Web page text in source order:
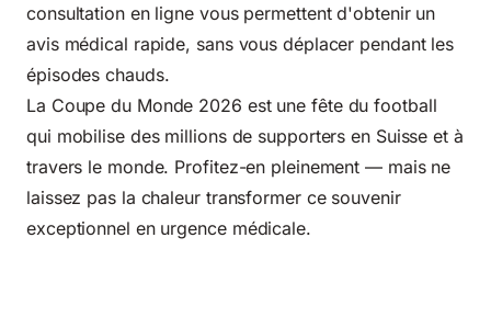
consultation en ligne vous permettent d'obtenir un
avis médical rapide, sans vous déplacer pendant les
épisodes chauds.
La Coupe du Monde 2026 est une fête du football
qui mobilise des millions de supporters en Suisse et à
travers le monde. Profitez-en pleinement — mais ne
laissez pas la chaleur transformer ce souvenir
exceptionnel en urgence médicale.